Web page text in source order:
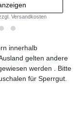
Versandkosten
innerhalb
gelten andere
werden . Bitte
für Sperrgut.